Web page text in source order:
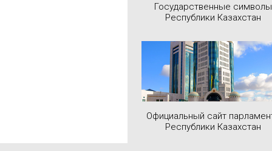
Государственные символы
Республики Казахстан
Официальный сайт
Республики Казахстан